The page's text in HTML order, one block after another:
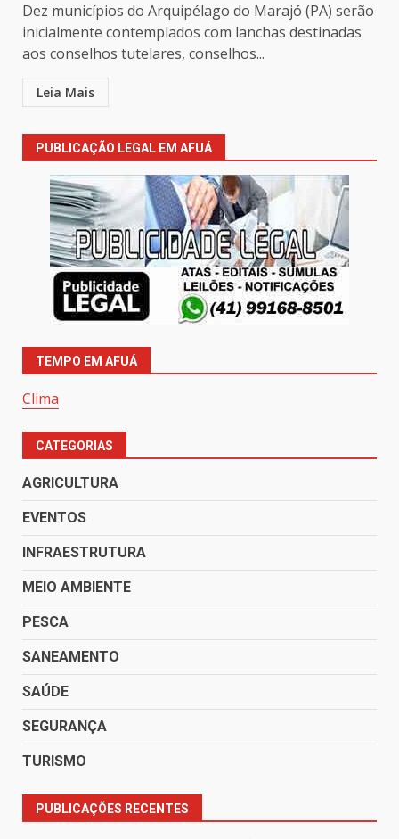
Dez municípios do Arquipélago do Marajó (PA) serão
inicialmente contemplados com lanchas destinadas
aos conselhos tutelares, conselhos...
Leia Mais
PUBLICAÇÃO LEGAL EM AFUÁ
TEMPO EM AFUÁ
Clima
CATEGORIAS
AGRICULTURA
EVENTOS
INFRAESTRUTURA
MEIO AMBIENTE
PESCA
SANEAMENTO
SAÚDE
SEGURANÇA
TURISMO
PUBLICAÇÕES RECENTES